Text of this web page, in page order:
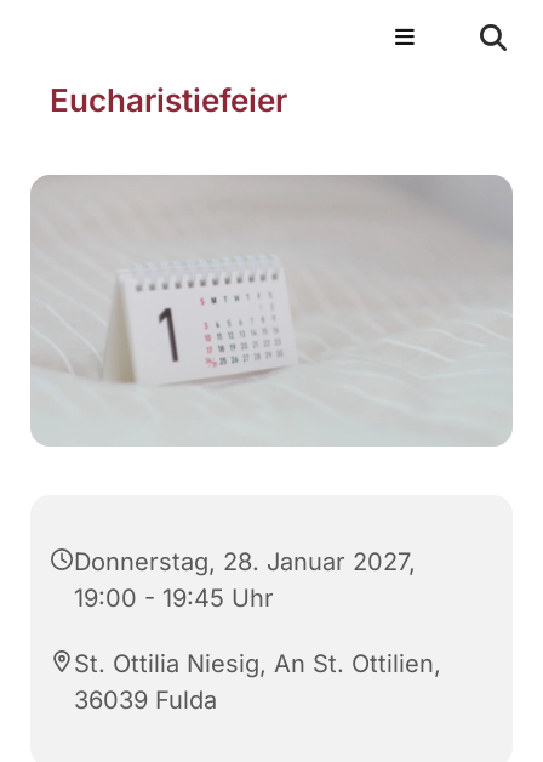
Eucharistiefeier
Donnerstag, 28. Januar 2027,
19:00 - 19:45 Uhr
St. Ottilia Niesig, An St. Ottilien,
36039 Fulda